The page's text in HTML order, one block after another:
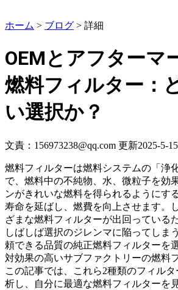
ホーム > ブログ > 詳細
OEMとアフターマ
燃料フィルター：
い選択か？
文責：156973238@qq.com 更新2025-5-15
燃料フィルターは燃料システムの「浄
で、燃料中の不純物、水、微粒子を効
ンがきれいな燃料を得られるようにす
寿命を延ばし、燃費を向上させます。
ざまな燃料フィルターが出回っている
しばしば選択のジレンマに陥ってしま
頼できる品質の純正燃料フィルターを
対効果の高いサブファクトリーの燃料
この記事では、これら2種類のフィル
析し、自分に最適な燃料フィルターを